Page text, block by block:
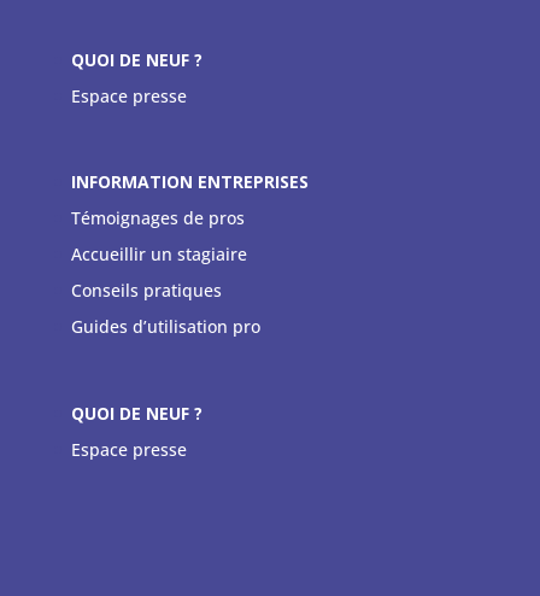
QUOI DE NEUF ?
Espace presse
INFORMATION ENTREPRISES
Témoignages de pros
Accueillir un stagiaire
Conseils pratiques
Guides d’utilisation pro
QUOI DE NEUF ?
Espace presse